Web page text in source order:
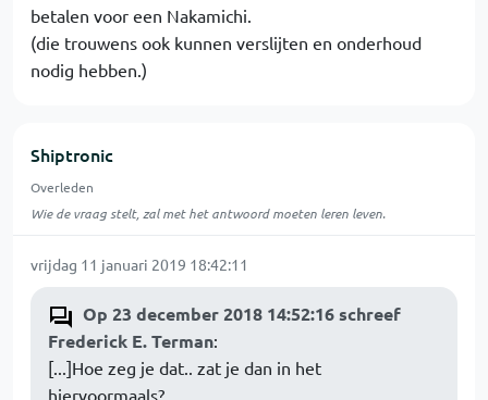
betalen voor een Nakamichi.
(die trouwens ook kunnen verslijten en onderhoud
nodig hebben.)
Shiptronic
Overleden
Wie de vraag stelt, zal met het antwoord moeten leren leven.
vrijdag 11 januari 2019 18:42:11
Op 23 december 2018 14:52:16 schreef
Frederick E. Terman:
[...]Hoe zeg je dat.. zat je dan in het
hiervoormaals?